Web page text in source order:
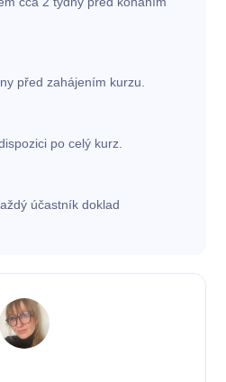
před zahájením kurzu.
po celý kurz.
účastník doklad